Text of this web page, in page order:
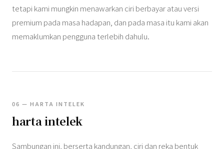
tetapi kami mungkin menawarkan ciri berbayar atau versi
premium pada masa hadapan, dan pada masa itu kami akan
memaklumkan pengguna terlebih dahulu.
06 — HARTA INTELEK
harta intelek
Sambungan ini, berserta kandungan, ciri dan reka bentuk